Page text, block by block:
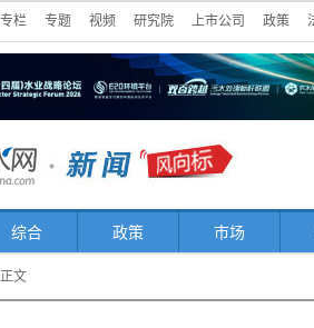
专栏 专题 视频 研究院 上市公司 政策
综合 政策 市场
正文